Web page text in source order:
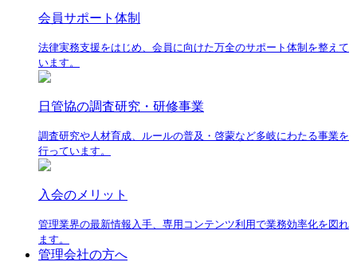
会員サポート体制
法律実務支援をはじめ、会員に向けた万全のサポート体制を整えて
います。
日管協の調査研究・研修事業
調査研究や人材育成、ルールの普及・啓蒙など多岐にわたる事業を
行っています。
入会のメリット
管理業界の最新情報入手、専用コンテンツ利用で業務効率化を図れ
ます。
管理会社の方へ